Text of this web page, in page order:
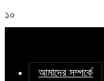
১০
আমাদের সম্পর্কে